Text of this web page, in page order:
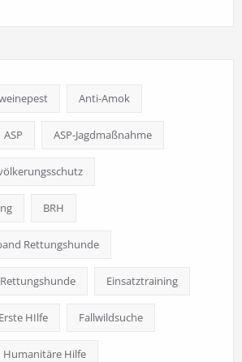
Anti-Amok
ASP ASP-Jagdmaßnahme
BRH
Rettungshunde
Einsatztraining
Erste HIlfe Fallwildsuche
Humanitäre Hilfe